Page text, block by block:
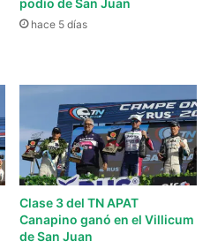
podio de San Juan
hace 5 días
Clase 3 del TN APAT
Canapino ganó en el Villicum
de San Juan